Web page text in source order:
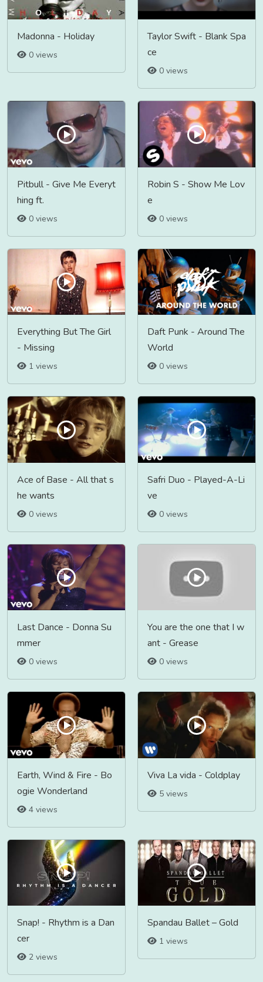
Madonna - Holiday
0 views
Taylor Swift - Blank Spa
ce
0 views
Pitbull - Give Me Everyt
hing ft.
0 views
Robin S - Show Me Lov
e
0 views
Everything But The Girl
- Missing
1 views
Daft Punk - Around The
World
0 views
Ace of Base - All that s
he wants
0 views
Safri Duo - Played-A-Li
ve
0 views
Last Dance - Donna Su
mmer
0 views
You are the one that I w
ant - Grease
0 views
Earth, Wind & Fire - Bo
ogie Wonderland
4 views
Viva La vida - Coldplay
5 views
Snap! - Rhythm is a Dan
cer
2 views
Spandau Ballet – Gold
1 views